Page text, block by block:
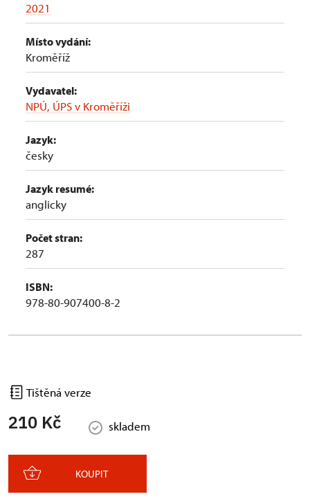
2021
Místo vydání:
Kroměříž
Vydavatel:
NPÚ, ÚPS v Kroměříži
Jazyk:
česky
Jazyk resumé:
anglicky
Počet stran:
287
ISBN:
978-80-907400-8-2
Tištěná verze
210 Kč skladem
KOUPIT